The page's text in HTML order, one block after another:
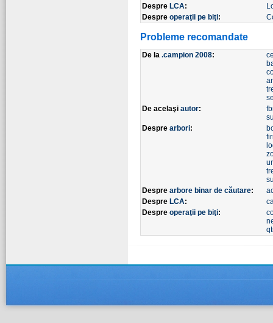
Despre LCA:
Despre operaţii pe biţi:
Probleme recomandate
De la .campion 2008:
De acelaşi autor:
Despre arbori:
Despre arbore binar de căutare:
Despre LCA:
Despre operaţii pe biţi: